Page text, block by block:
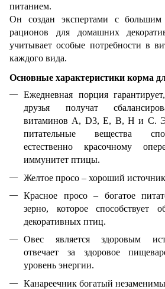
питанием.
Он создан экспертами с большим
рационов для домашних
учитывает особые потребности в
каждого вида.
Основные характеристики корма
Ежедневная порция
друзья получат
витаминов A, D3, E, B, H и C.
питательные вещества
естественно красочному
иммунитет птицы.
Желтое просо – хороший
Красное просо – богатое
зерно, которое способствует
декоративных птиц.
Овес является здоровым
отвечает за здоровое
уровень энергии.
Канареечник богатый